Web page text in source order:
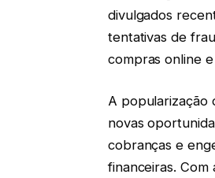
divulgados
tentativas de
compras online
A popularização
novas
cobranças e
financeiras. Com